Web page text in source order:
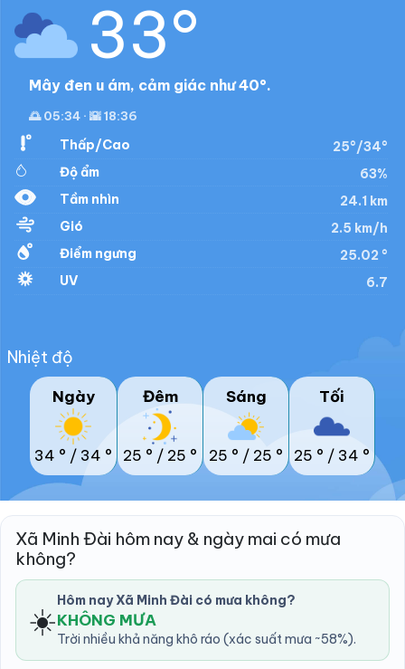
33°
Mây đen u ám, cảm giác như 40°.
🌅 05:34 · 🌇 18:36
Thấp/Cao
25°/34°
Độ ẩm
63%
Tầm nhìn
24.1 km
Gió
2.5 km/h
Điểm ngưng
25.02 °
UV
6.7
Nhiệt độ
Ngày
34 ° / 34 °
Đêm
25 ° / 25 °
Sáng
25 ° / 25 °
Tối
25 ° / 34 °
Xã Minh Đài hôm nay & ngày mai có mưa
không?
☀️ Hôm nay Xã Minh Đài có mưa không?
KHÔNG MƯA
Trời nhiều khả năng khô ráo (xác suất mưa ~58%).